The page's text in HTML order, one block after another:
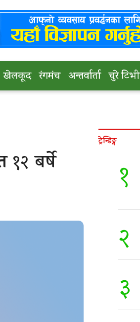
खेलकूद रंगमंच अन्तर्वार्ता चुरे टिभी
१२ बर्षे
ट्रेन्डिङ्ग
१
२
३